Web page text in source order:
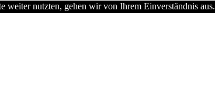
weiter nutzten, gehen wir von Ihrem Einverständnis aus.